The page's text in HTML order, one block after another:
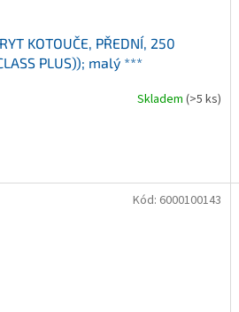
KOTOUČE, PŘEDNÍ, 250
PLUS)); malý ***
Skladem (>5 ks)
Kód: 6000100143